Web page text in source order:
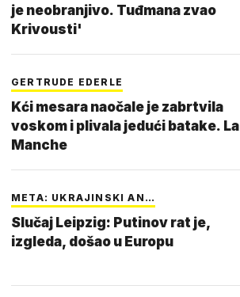
je neobranjivo. Tuđmana zvao
Krivousti'
GERTRUDE EDERLE
Kći mesara naočale je zabrtvila
voskom i plivala jedući batake. La
Manche
META: UKRAJINSKI AN…
Slučaj Leipzig: Putinov rat je,
izgleda, došao u Europu